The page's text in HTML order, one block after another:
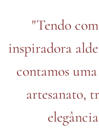
"Tendo
inspiradora
contamos
artesanato,